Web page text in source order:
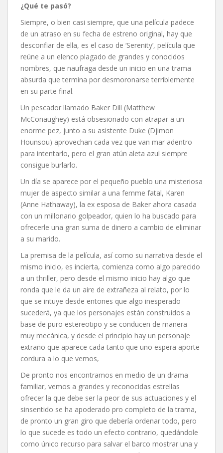
¿Qué te pasó?
Siempre, o bien casi siempre, que una película padece
de un atraso en su fecha de estreno original, hay que
desconfiar de ella, es el caso de ‘Serenity’, película que
reúne a un elenco plagado de grandes y conocidos
nombres, que naufraga desde un inicio en una trama
absurda que termina por desmoronarse terriblemente
en su parte final.
Un pescador llamado Baker Dill (Matthew
McConaughey) está obsesionado con atrapar a un
enorme pez, junto a su asistente Duke (Djimon
Hounsou) aprovechan cada vez que van mar adentro
para intentarlo, pero el gran atún aleta azul siempre
consigue burlarlo.
Un día se aparece por el pequeño pueblo una misteriosa
mujer de aspecto similar a una femme fatal, Karen
(Anne Hathaway), la ex esposa de Baker ahora casada
con un millonario golpeador, quien lo ha buscado para
ofrecerle una gran suma de dinero a cambio de eliminar
a su marido.
La premisa de la película, así como su narrativa desde el
mismo inicio, es incierta, comienza como algo parecido
a un thriller, pero desde el mismo inicio hay algo que
ronda que le da un aire de extrañeza al relato, por lo
que se intuye desde entones que algo inesperado
sucederá, ya que los personajes están construidos a
base de puro estereotipo y se conducen de manera
muy mecánica, y desde el principio hay un personaje
extraño que aparece cada tanto que uno espera aporte
cordura a lo que vemos,
De pronto nos encontramos en medio de un drama
familiar, vemos a grandes y reconocidas estrellas
ofrecer la que debe ser la peor de sus actuaciones y el
sinsentido se ha apoderado pro completo de la trama,
de pronto un gran giro que debería ordenar todo, pero
lo que sucede es todo un efecto contrario, quedándole
como único recurso para salvar el barco mostrar una y